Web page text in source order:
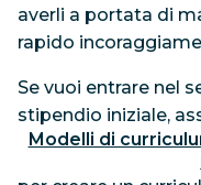
averli a portata di
rapido
Se vuoi entrare nel
stipendio iniziale,
Modelli di